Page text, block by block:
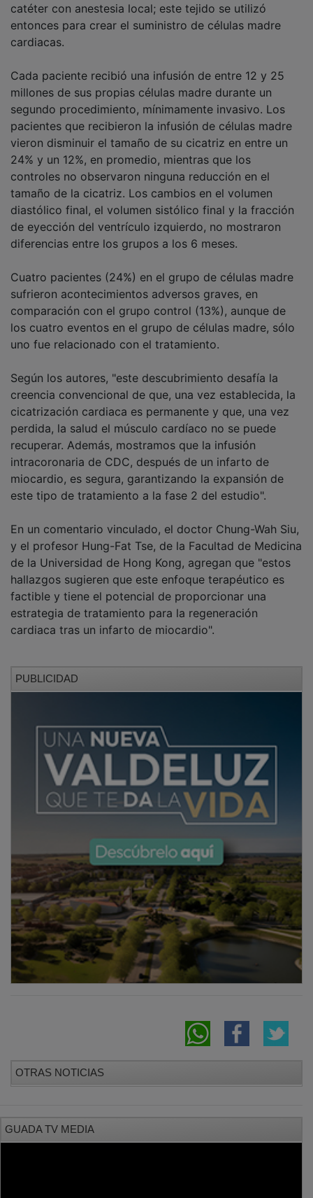
catéter con anestesia local; este tejido se utilizó
entonces para crear el suministro de células madre
cardiacas.
Cada paciente recibió una infusión de entre 12 y 25
millones de sus propias células madre durante un
segundo procedimiento, mínimamente invasivo. Los
pacientes que recibieron la infusión de células madre
vieron disminuir el tamaño de su cicatriz en entre un
24% y un 12%, en promedio, mientras que los
controles no observaron ninguna reducción en el
tamaño de la cicatriz. Los cambios en el volumen
diastólico final, el volumen sistólico final y la fracción
de eyección del ventrículo izquierdo, no mostraron
diferencias entre los grupos a los 6 meses.
Cuatro pacientes (24%) en el grupo de células madre
sufrieron acontecimientos adversos graves, en
comparación con el grupo control (13%), aunque de
los cuatro eventos en el grupo de células madre, sólo
uno fue relacionado con el tratamiento.
Según los autores, "este descubrimiento desafía la
creencia convencional de que, una vez establecida, la
cicatrización cardiaca es permanente y que, una vez
perdida, la salud el músculo cardíaco no se puede
recuperar. Además, mostramos que la infusión
intracoronaria de CDC, después de un infarto de
miocardio, es segura, garantizando la expansión de
este tipo de tratamiento a la fase 2 del estudio".
En un comentario vinculado, el doctor Chung-Wah Siu,
y el profesor Hung-Fat Tse, de la Facultad de Medicina
de la Universidad de Hong Kong, agregan que "estos
hallazgos sugieren que este enfoque terapéutico es
factible y tiene el potencial de proporcionar una
estrategia de tratamiento para la regeneración
cardiaca tras un infarto de miocardio".
PUBLICIDAD
OTRAS NOTICIAS
GUADA TV MEDIA